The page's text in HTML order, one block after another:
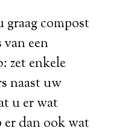
compost
een
zet enkele
naast uw
u er wat
er dan ook wat